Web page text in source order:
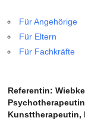
Für Angehörige
Für Eltern
Für Fachkräfte
Referentin:
Kunsttherapeutin,